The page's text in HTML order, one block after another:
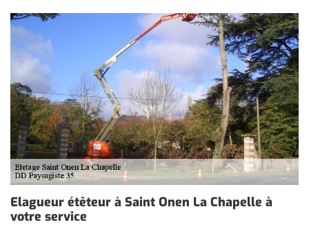
Elagueur étêteur à Saint Onen La Chapelle à
votre service